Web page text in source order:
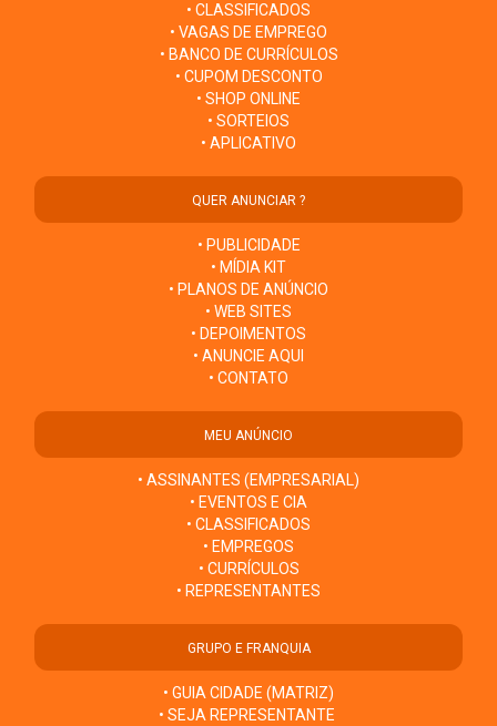
• CLASSIFICADOS
• VAGAS DE EMPREGO
• BANCO DE CURRÍCULOS
• CUPOM DESCONTO
• SHOP ONLINE
• SORTEIOS
• APLICATIVO
QUER ANUNCIAR ?
• PUBLICIDADE
• MÍDIA KIT
• PLANOS DE ANÚNCIO
• WEB SITES
• DEPOIMENTOS
• ANUNCIE AQUI
• CONTATO
MEU ANÚNCIO
• ASSINANTES (EMPRESARIAL)
• EVENTOS E CIA
• CLASSIFICADOS
• EMPREGOS
• CURRÍCULOS
• REPRESENTANTES
GRUPO E FRANQUIA
• GUIA CIDADE (MATRIZ)
• SEJA REPRESENTANTE